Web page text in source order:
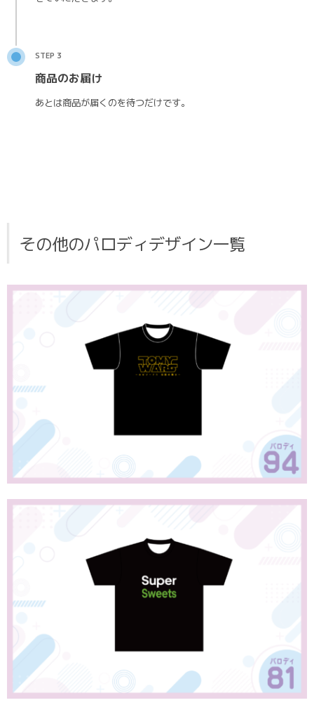
STEP 3
商品のお届け
あとは商品が届くのを待つだけです。
その他のパロディデザイン一覧